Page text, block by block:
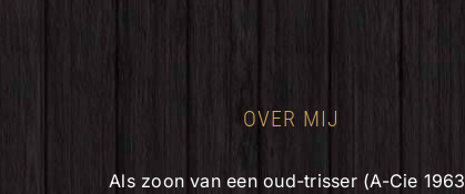
OVER MIJ
Als zoon van een oud-trisser (A-Cie